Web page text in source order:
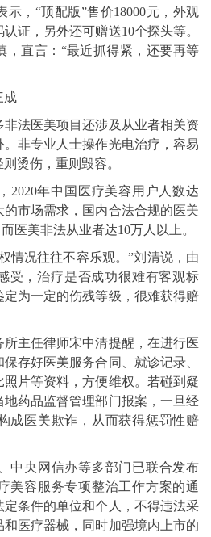
示，“顶配版”售价18000元，外观
证，另外还可赠送10个探头等。
，直言：“最近抓得紧，还要再等
法医美项目还涉及从业者相关资
非专业人士操作光电治疗，容易
烫伤，重则毁容。
年中国医疗美容用户人数达
的市场需求，国内合法合规的医美
医美非法从业者达10万人以上。
况往往不容乐观。”刘清说，由
受，治疗是否成功很难有客观标
为一定的伤残等级，很难获得赔
主任律师宋中清提醒，在进行医
存好医美服务合同、就诊记录、
片等资料，方便维权。若碰到疑
药品监督管理部门报案，一旦经
成医美欺诈，从而获得惩罚性赔
央网信办等多部门已联合发布
美容服务专项整治工作方案的通
条件的单位和个人，不得违法采
医疗器械，同时加强境内上市的